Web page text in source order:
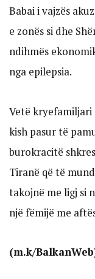
Babai i vajzës
e zonës si dhe
ndihmës
nga epilepsia.
Vetë kryefamiljari
kish pasur të
burokracitë
Tiranë që të
takojnë me ligj si
një fëmijë me
(m.k/